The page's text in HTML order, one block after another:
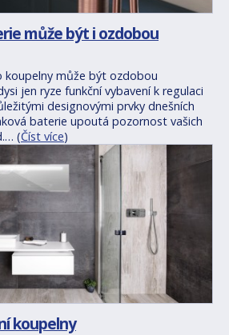
může být i ozdobou
může být ozdobou
jen ryze funkční vybavení k regulaci
designovými prvky dnešních
baterie upoutá pozornost vašich
(Číst více)
koupelny